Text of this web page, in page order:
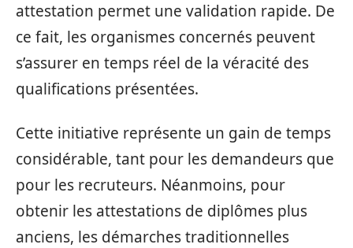
attestation permet une validation rapide. De
ce fait, les organismes concernés peuvent
s’assurer en temps réel de la véracité des
qualifications présentées.
Cette initiative représente un gain de temps
considérable, tant pour les demandeurs que
pour les recruteurs. Néanmoins, pour
obtenir les attestations de diplômes plus
anciens, les démarches traditionnelles